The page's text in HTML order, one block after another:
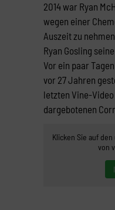
2014 war Ryan
wegen einer
Auszeit zu
Ryan Gosling
Vor ein paar
vor 27 Jahren
letzten Vine-
dargebotenen
Klicken Sie auf
von